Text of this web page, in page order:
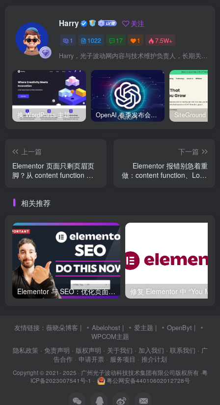
Harry 关注
1 1022 17 1 7.5W+
Harry，光子波动网内容与技术维护负责人，长期关注 WordPress、Elementor、WooCommerce、网站报错修复、性能优化、SEO 内容排期与结构化数据优化。擅长把复杂的网站故障拆成可执行的排查步骤，并持续维护 361sale.com 的 WordPress 实战教程知识库。
换 WordPress 主题前先看这份清单：Kadence、Blocksy Pro 与 WoodMart 的实操配置教程 OpenAI 春季发布会：全新 GPT-4o 多模态模型发布，实时互动及免费用户升级全面开启
上一篇
Elementor 页面只剩页眉页
脚？从 content function 到
下一篇
Elementor 报错别急着重
做：content function、Loop
相关推荐
Elementor 与 SEO：优化页面结构和加载速度的最佳实践
友情链接： 薇晓朵博客 | Abelohost | 爱主题 | OpenByt |
WPCOM主题
隐私政策 · 免责声明 · 版权声明 · 关于我们 · 加入我们 · 联系我们 · 广
告合作 · 申请开票 · 服务项目 · 推介计划
Copyright © 2021- 2025 · 广州光子波动科技技术集团有限公司版权所有·粤
ICP备2023007541号-1 · 粤公网安备44010602012728号